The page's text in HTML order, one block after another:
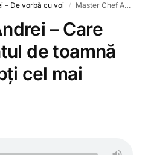
– De vorbă cu voi / Master Chef Andrei – Care este ingredientul de toamnă pe care-l aștepți cel mai mult?
– Care
de toamnă
cel mai